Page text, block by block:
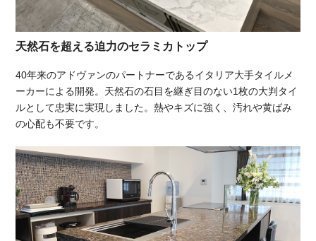
天然石を超える迫力のセラミカトップ
40年来のアドヴァンのパートナーであるイタリア大手タイルメ
ーカーによる開発。天然石の石目を継ぎ目のない1枚の大判タイ
ルとして忠実に実現しました。熱やキズに強く、汚れや黄ばみ
の心配も不要です。